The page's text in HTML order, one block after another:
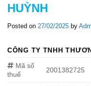
HUỲNH
Posted on 27/02/2025 by
CÔNG TY TNHH
Mã số
thuế
2001382725